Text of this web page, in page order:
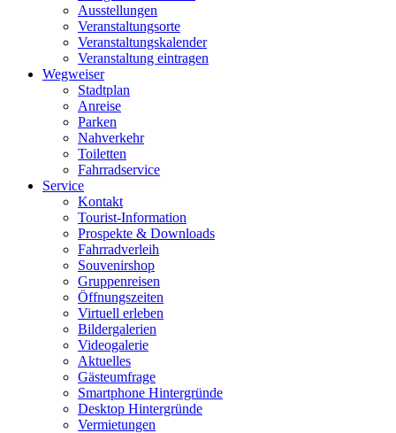
Ausstellungen
Veranstaltungsorte
Veranstaltungskalender
Veranstaltung eintragen
Wegweiser
Stadtplan
Anreise
Parken
Nahverkehr
Toiletten
Fahrradservice
Service
Kontakt
Tourist-Information
Prospekte & Downloads
Fahrradverleih
Souvenirshop
Gruppenreisen
Öffnungszeiten
Virtuell erleben
Bildergalerien
Videogalerie
Aktuelles
Gästeumfrage
Smartphone Hintergründe
Desktop Hintergründe
Vermietungen